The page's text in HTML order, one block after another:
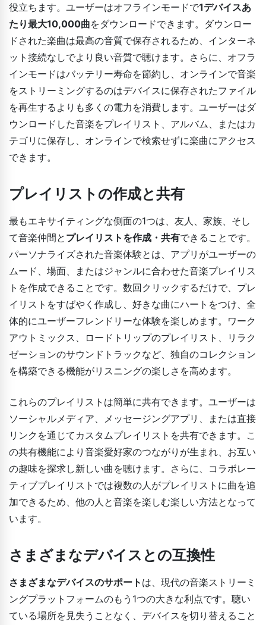
役立ちます。ユーザーはオフラインモードで1デバイスあ
たり最大10,000曲をダウンロードできます。ダウンロー
ドされた楽曲は最高の音質で保存されるため、インターネ
ット接続なしでより良い音質で聴けます。さらに、オフラ
インモードはバッテリー寿命を節約し、オンラインで音楽
をストリーミングするのはデバイスに保存されたファイル
を再生するよりも多くの電力を消費します。ユーザーはダ
ウンロードした音楽をプレイリスト、アルバム、またはカ
テゴリに保存し、オンラインで検索せずに楽曲にアクセス
できます。
プレイリストの作成と共有
最もエキサイティングな側面の1つは、友人、家族、そし
て音楽仲間と プレイリストを作成・共有できることです。
パーソナライズされた音楽体験とは、アプリがユーザーの
ムード、場面、またはジャンルに合わせた音楽プレイリス
トを作成できることです。数回クリックするだけで、プレ
イリストをすばやく作成し、好きな曲にハートをつけ、全
体的にユーザーフレンドリーな体験を楽しめます。ワーク
アウトミックス、ロードトリップのプレイリスト、リラク
ゼーションのサウンドトラックなど、独自のコレクション
を構築できる機能がリスニングの楽しさを高めます。
これらのプレイリストは簡単に共有できます。ユーザーは
ソーシャルメディア、メッセージングアプリ、または直接
リンクを通じてカスタムプレイリストを共有できます。こ
の共有機能により音楽愛好家のつながりが生まれ、お互い
の趣味を探求し新しい曲を聴けます。さらに、コラボレー
ティブプレイリストでは複数の人がプレイリストに曲を追
加できるため、他の人と音楽を楽しむ楽しい方法となって
います。
さまざまなデバイスとの互換性
さまざまなデバイスのサポート は、現代の音楽ストリーミ
ングプラットフォームのもう1つの大きな利点です。聴い
ている場所を見失うことなく、デバイスを切り替えること